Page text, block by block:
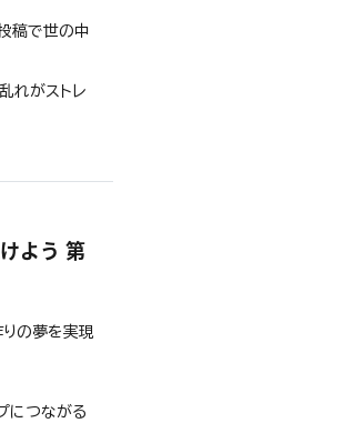
稿で世の中
れがストレ
よう 第
の夢を実現
につながる